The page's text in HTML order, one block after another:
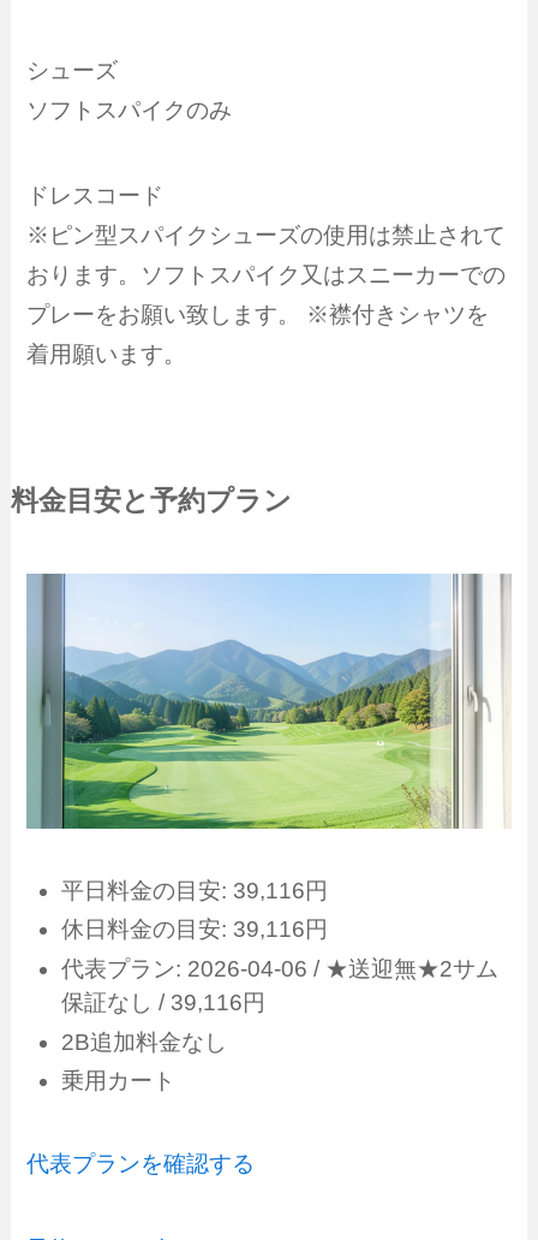
シューズ
ソフトスパイクのみ
ドレスコード
※ピン型スパイクシューズの使用は禁止されて
おります。ソフトスパイク又はスニーカーでの
プレーをお願い致します。 ※襟付きシャツを
着用願います。
料金目安と予約プラン
平日料金の目安: 39,116円
休日料金の目安: 39,116円
代表プラン: 2026-04-06 / ★送迎無★2サム
保証なし / 39,116円
2B追加料金なし
乗用カート
代表プランを確認する